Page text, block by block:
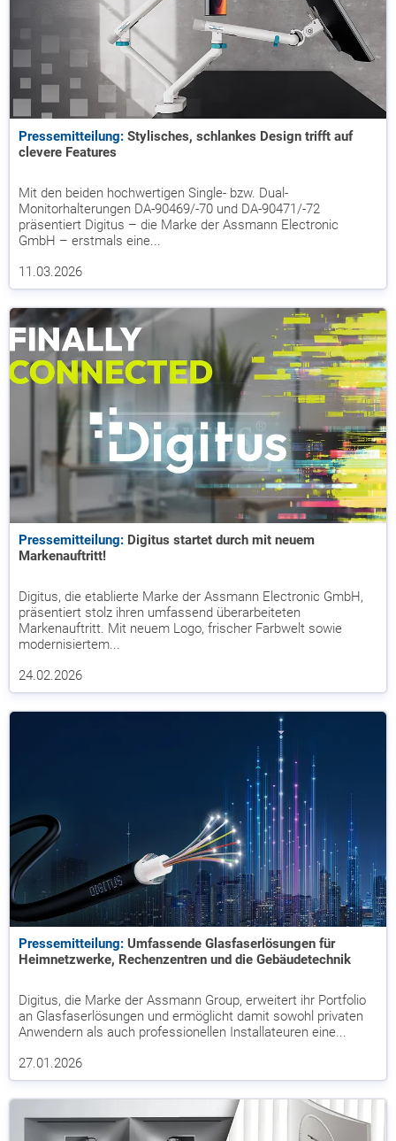
Pressemitteilung: Stylisches, schlankes Design trifft auf
clevere Features
Mit den beiden hochwertigen Single- bzw. Dual-
Monitorhalterungen DA-90469/-70 und DA-90471/-72
präsentiert Digitus – die Marke der Assmann Electronic
GmbH – erstmals eine...
11.03.2026
Pressemitteilung: Digitus startet durch mit neuem
Markenauftritt!
Digitus, die etablierte Marke der Assmann Electronic GmbH,
präsentiert stolz ihren umfassend überarbeiteten
Markenauftritt. Mit neuem Logo, frischer Farbwelt sowie
modernisiertem...
24.02.2026
Pressemitteilung: Umfassende Glasfaserlösungen für
Heimnetzwerke, Rechenzentren und die Gebäudetechnik
Digitus, die Marke der Assmann Group, erweitert ihr Portfolio
an Glasfaserlösungen und ermöglicht damit sowohl privaten
Anwendern als auch professionellen Installateuren eine...
27.01.2026